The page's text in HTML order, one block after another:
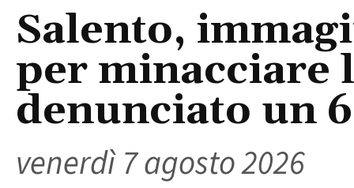
Salento,
per minacciare
denunciato un
venerdì 7 agosto 2026